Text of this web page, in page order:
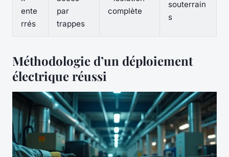
ente
rrés
par
trappes
complète
souterrain
s
Méthodologie d’un déploiement
électrique réussi